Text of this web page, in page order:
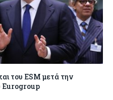
του ESM μετά την
Eurogroup